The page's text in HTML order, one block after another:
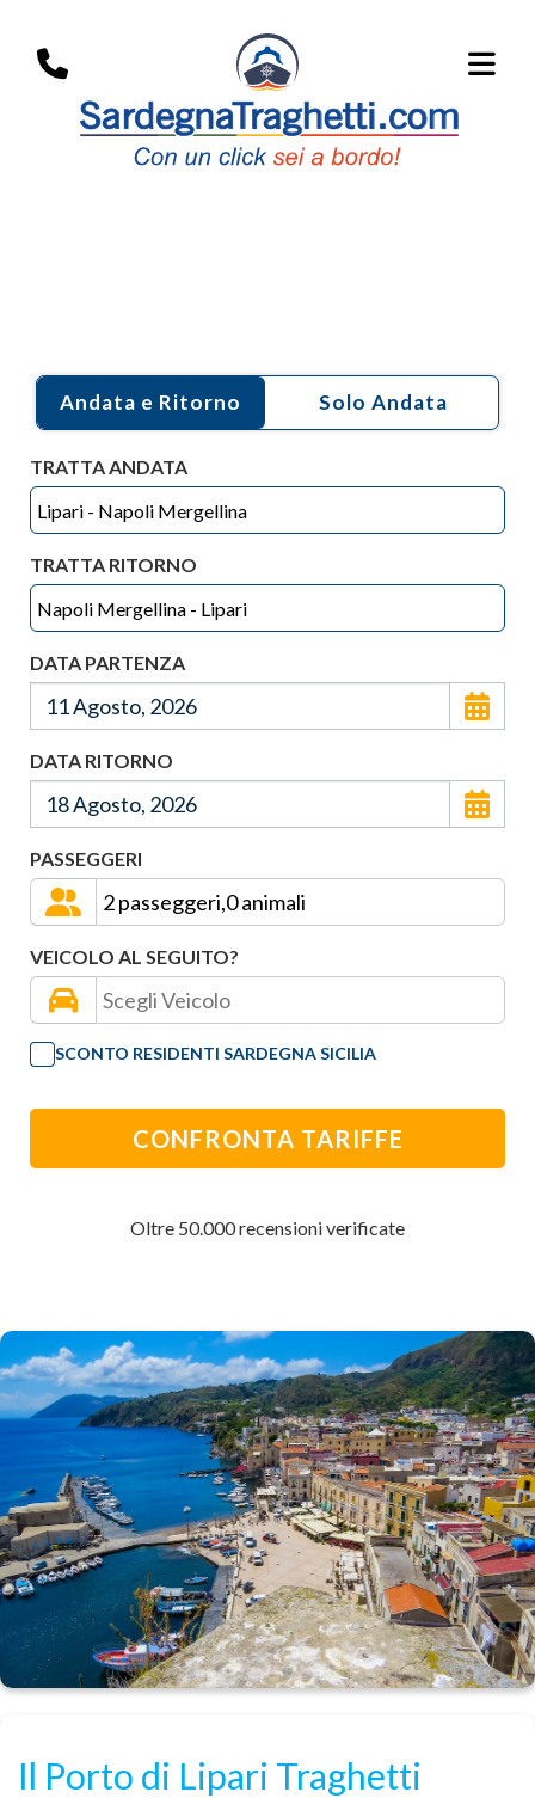
Andata e Ritorno
TRATTA ANDATA
TRATTA RITORNO
DATA PARTENZA
DATA RITORNO
PASSEGGERI
VEICOLO AL SEGUITO?
SCONTO RESIDENTI SARDEGNA SICILIA
CONFRONTA TARIFFE
Oltre 50.000 recensioni verificate
Il Porto di Lipari Traghetti